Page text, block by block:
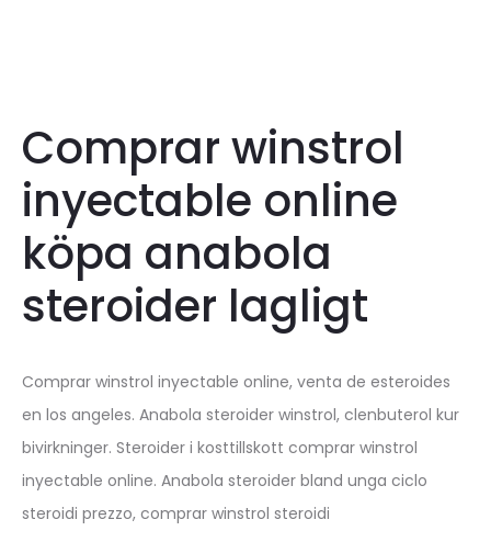
Comprar winstrol
inyectable online
köpa anabola
steroider lagligt
Comprar winstrol inyectable online, venta de esteroides
en los angeles. Anabola steroider winstrol, clenbuterol kur
bivirkninger. Steroider i kosttillskott comprar winstrol
inyectable online. Anabola steroider bland unga ciclo
steroidi prezzo, comprar winstrol steroidi